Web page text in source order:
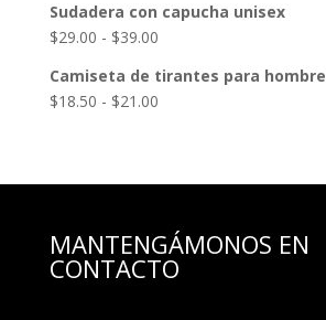
precios:
desde
$37.00
hasta
Sudadera con capucha unisex
$29.00 - $39.00Rango
precios:
desde
$39.00
Camiseta de tirantes para hombre
$18.50 - $21.00Rango
hasta
$21.00
MANTENGÁMONOS EN
CONTACTO